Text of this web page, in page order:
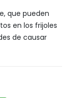
que pueden
en los frijoles
de causar